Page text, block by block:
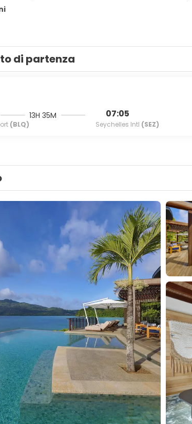
di partenza
(BLQ)
13H 35M 07:05
Seychelles Intl (SEZ)